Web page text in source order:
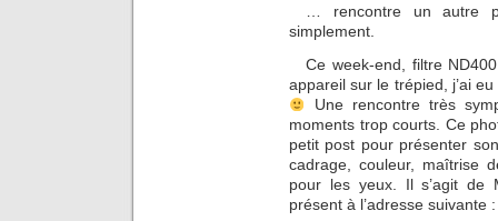
… rencontre un autre
simplement.
Ce week-end, filtre
appareil sur le trépied, j’ai
Une rencontre très
moments trop courts. Ce
petit post pour présenter
cadrage, couleur, maîtrise
pour les yeux. Il s’agit de
présent à l’adresse suivante :